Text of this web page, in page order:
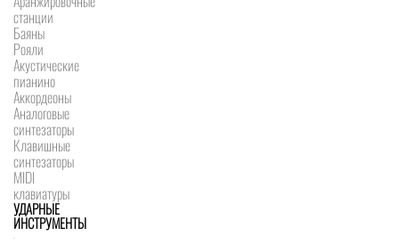
станции
Баяны
Рояли
Акустические
пианино
Аккордеоны
Аналоговые
синтезаторы
Клавишные
синтезаторы
MIDI
клавиатуры
УДАРНЫЕ
ИНСТРУМЕНТЫ